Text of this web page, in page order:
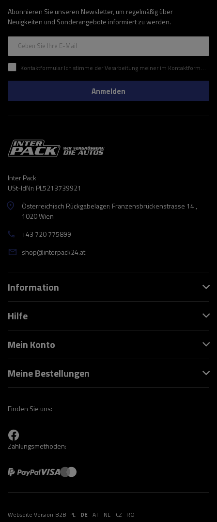
Abonnieren Sie unseren Newsletter, um regelmäßig über
Neuigkeiten und Sonderangebote informiert zu werden.
Geben Sie Ihre E-Mail
Kontaktformular Ich stimme der Verarbeitung meiner im Kontaktformular enthaltenen personenbezogenen Daten gemäß der Verordnung (EU) des Europäischen Parlaments und des Rates zu.
Anmelden
Inter Pack
USt-IdNr: PL5213739921
Österreichisch Rückgabelager: Franzensbrückenstrasse 14 ,
1020 Wien
+43 720 775899
shop@interpack24.at
Information
Hilfe
Mein Konto
Meine Bestellungen
Finden Sie uns:
Zahlungsmethoden:
Webseite Version:B2B PL DE AT NL CZ RO